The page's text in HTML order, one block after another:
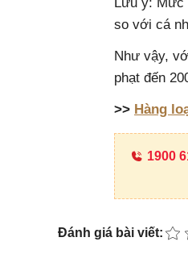
so với cá
Như vậy,
phạt đến
>> Hàng
1900
Đánh giá bài viết: